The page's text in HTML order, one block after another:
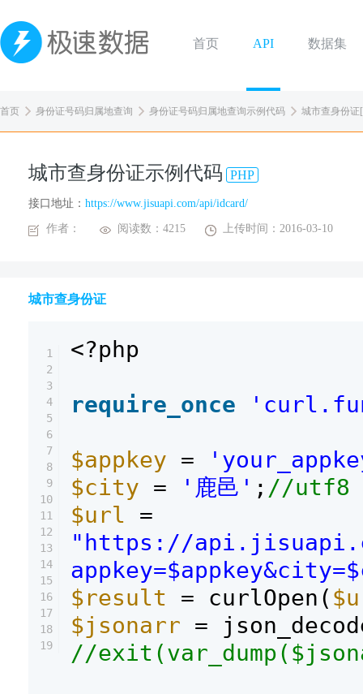
首页 API 数据集
首页 身份证号码归属地查询 身份证号码归属地查询示例代码 城市查身份证
城市查身份证示例代码 PHP
接口地址： https://www.jisuapi.com/api/idcard/
作者： 阅读数：4215 上传时间：2016-03-10
城市查身份证
1
2
3
4
5
6
7
8
9
10
11
12
13
14
15
16
17
18
19
<?php
require_once
$appkey =
$city = '鹿邑' ; //utf8
$url
=
"https://
$result
= curlOpen(
$jsonarr =
//